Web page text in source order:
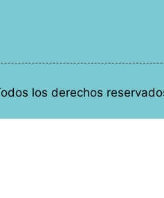
los derechos